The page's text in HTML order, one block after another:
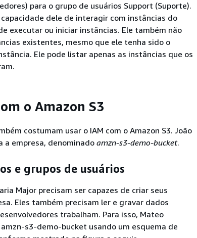
para o grupo de usuários Support (Suporte).
dele de interagir com instâncias do
executar ou iniciar instâncias. Ele também não
existentes, mesmo que ele tenha sido o
Ele pode listar apenas as instâncias que os
o Amazon S3
costumam usar o IAM com o Amazon S3. João
a empresa, denominado amzn-s3-demo-bucket.
e grupos de usuários
Major precisam ser capazes de criar seus
Eles também precisam ler e gravar dados
trabalham. Para isso, Mateo
s3-demo-bucket usando um esquema de